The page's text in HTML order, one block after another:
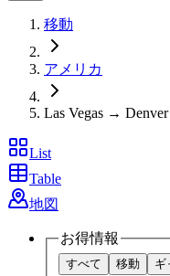
移動
アメリカ
Las Vegas → Denver
List
Table
地図
お得情報
すべて 移動 ギ